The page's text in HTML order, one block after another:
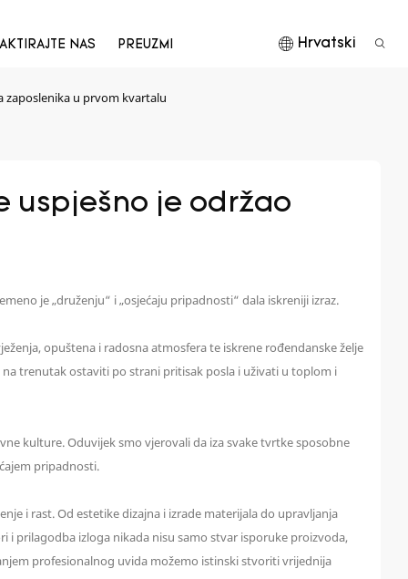
NAS PREUZMI Hrvatski
zaposlenika u prvom kvartalu
uspješno je održao
je „druženju“ i „osjećaju pripadnosti“ dala iskreniji izraz.
opuštena i radosna atmosfera te iskrene rođendanske želje
trenutak ostaviti po strani pritisak posla i uživati ​​u toplom i
kulture. Oduvijek smo vjerovali da iza svake tvrtke sposobne
pripadnosti.
i rast. Od estetike dizajna i izrade materijala do upravljanja
i prilagodba izloga nikada nisu samo stvar isporuke proizvoda,
profesionalnog uvida možemo istinski stvoriti vrijednija